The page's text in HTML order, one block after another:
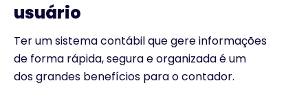
usuário
Ter um sistema contábil que gere informações
de forma rápida, segura e organizada é um
dos grandes benefícios para o contador.